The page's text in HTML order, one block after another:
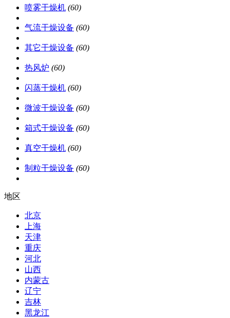
喷雾干燥机 (60)
气流干燥设备 (60)
其它干燥设备 (60)
热风炉 (60)
闪蒸干燥机 (60)
微波干燥设备 (60)
箱式干燥设备 (60)
真空干燥机 (60)
制粒干燥设备 (60)
地区
北京
上海
天津
重庆
河北
山西
内蒙古
辽宁
吉林
黑龙江